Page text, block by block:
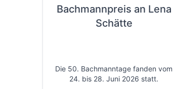
Bachmannpreis an Lena
Schätte
Die 50. Bachmanntage fanden vom
24. bis 28. Juni 2026 statt.